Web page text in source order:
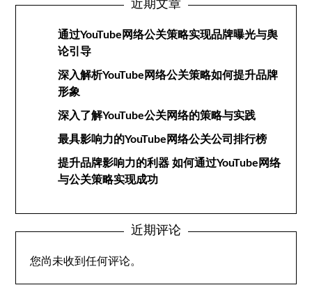
近期文章
通过YouTube网络公关策略实现品牌曝光与舆
论引导
深入解析YouTube网络公关策略如何提升品牌
形象
深入了解YouTube公关网络的策略与实践
最具影响力的YouTube网络公关公司排行榜
提升品牌影响力的利器 如何通过YouTube网络
与公关策略实现成功
近期评论
您尚未收到任何评论。